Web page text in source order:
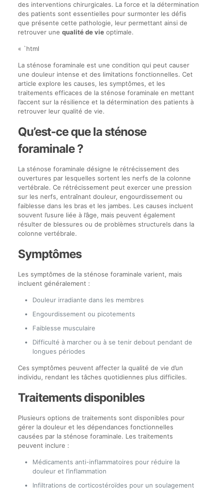
des interventions chirurgicales. La force et la détermination
des patients sont essentielles pour surmonter les défis
que présente cette pathologie, leur permettant ainsi de
retrouver une qualité de vieoptimale.
« `html
La sténose foraminale est une condition qui peut causer
une douleur intense et des limitations fonctionnelles. Cet
article explore les causes, les symptômes, et les
traitements efficaces de la sténose foraminale en mettant
l’accent sur la résilience et la détermination des patients à
retrouver leur qualité de vie.
Qu’est-ce que la sténose
foraminale ?
La sténose foraminale désigne le rétrécissement des
ouvertures par lesquelles sortent les nerfs de la colonne
vertébrale. Ce rétrécissement peut exercer une pression
sur les nerfs, entraînant douleur, engourdissement ou
faiblesse dans les bras et les jambes. Les causes incluent
souvent l’usure liée à l’âge, mais peuvent également
résulter de blessures ou de problèmes structurels dans la
colonne vertébrale.
Symptômes
Les symptômes de la sténose foraminale varient, mais
incluent généralement :
Douleur irradiante dans les membres
Engourdissement ou picotements
Faiblesse musculaire
Difficulté à marcher ou à se tenir debout pendant de
longues périodes
Ces symptômes peuvent affecter la qualité de vie d’un
individu, rendant les tâches quotidiennes plus difficiles.
Traitements disponibles
Plusieurs options de traitements sont disponibles pour
gérer la douleur et les dépendances fonctionnelles
causées par la sténose foraminale. Les traitements
peuvent inclure :
Médicaments anti-inflammatoires pour réduire la
douleur et l’inflammation
Infiltrations de corticostéroïdes pour un soulagement